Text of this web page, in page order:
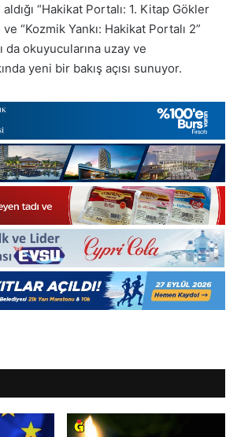
“Hakikat Portalı: 1. Kitap Gökler
“Kozmik Yankı: Hakikat Portalı 2”
da okuyucularına uzay ve
yeni bir bakış açısı sunuyor.